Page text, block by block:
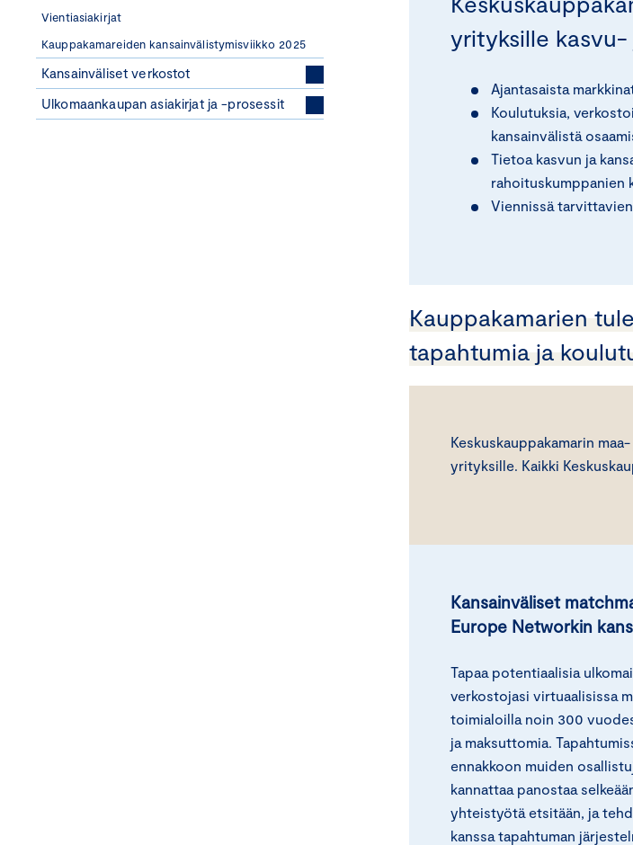
Vientiasiakirjat
Kauppakamareiden kansainvälistymisviikko 2025
Kansainväliset verkostot
Ulkomaankaupan asiakirjat ja -prosessit
yrityksille kasvu-
Ajantasaista
Koulutuksia,
kansainvälistä
Tietoa kasvun ja
rahoituskumppanien
Viennissä
Kauppakamarien
tapahtumia ja
Keskuskauppakamarin
yrityksille. Kaikki
Kansainväliset
Europe Networkin
Tapaa potentiaalisia
verkostojasi virtuaalisissa
toimialoilla noin 300
ja maksuttomia.
ennakkoon muiden
kannattaa panostaa
yhteistyötä etsitään, ja
kanssa tapahtuman